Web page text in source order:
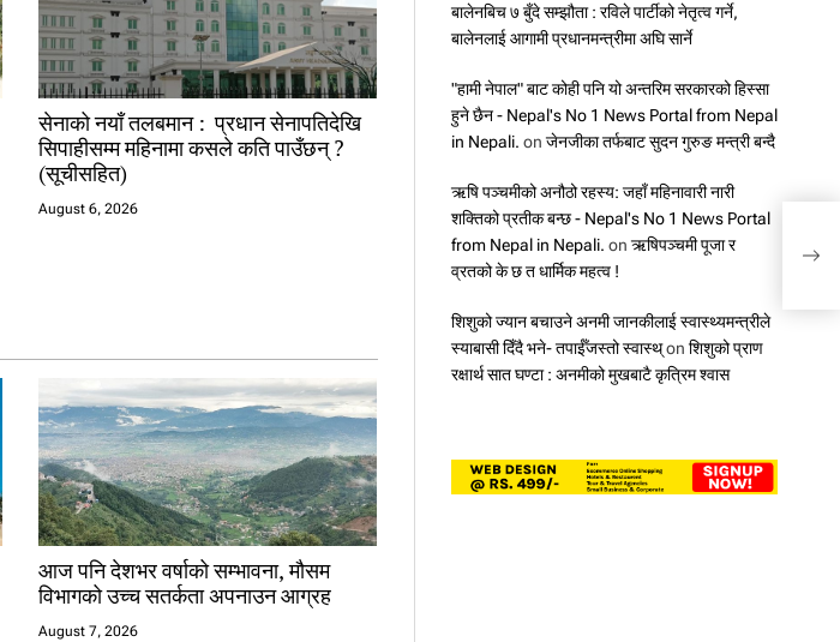
सेनाको नयाँ तलबमान : प्रधान सेनापतिदेखि
सिपाहीसम्म महिनामा कसले कति पाउँछन् ?
(सूचीसहित)
August 6, 2026
आज पनि देशभर वर्षाको सम्भावना, मौसम
विभागको उच्च सतर्कता अपनाउन आग्रह
August 7, 2026
बालेनबिच ७ बुँदे सम्झौता : रविले पार्टीको नेतृत्व गर्ने,
बालेनलाई आगामी प्रधानमन्त्रीमा अघि सार्ने
"हामी नेपाल" बाट कोही पनि यो अन्तरिम सरकारको हिस्सा
हुने छैन - Nepal's No 1 News Portal from Nepal
in Nepali. on जेनजीका तर्फबाट सुदन गुरुङ मन्त्री बन्दै
ऋषि पञ्चमीको अनौठो रहस्य: जहाँ महिनावारी नारी
शक्तिको प्रतीक बन्छ - Nepal's No 1 News Portal
from Nepal in Nepali. on ऋषिपञ्चमी पूजा र
व्रतको के छ त धार्मिक महत्व !
शिशुको ज्यान बचाउने अनमी जानकीलाई स्वास्थ्यमन्त्रीले
स्याबासी दिँदै भने- तपाईँजस्तो स्वास्थ्on शिशुको प्राण
रक्षार्थ सात घण्टा : अनमीको मुखबाटै कृत्रिम श्वास